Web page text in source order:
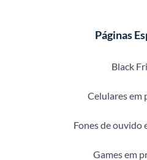
Páginas
Black
Celulares em
Fones de ouvido
Games em